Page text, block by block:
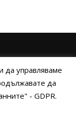
да управляваме
да
- GDPR.